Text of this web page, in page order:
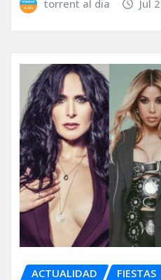
torrent al dia Jul
ACTUALIDAD
FIESTAS